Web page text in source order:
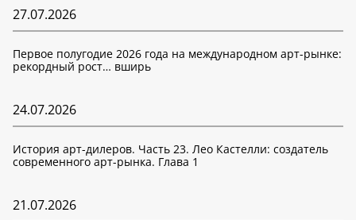
27.07.2026
Первое полугодие 2026 года на международном арт-рынке:
рекордный рост… вширь
24.07.2026
История арт-дилеров. Часть 23. Лео Кастелли: создатель
современного арт-рынка. Глава 1
21.07.2026